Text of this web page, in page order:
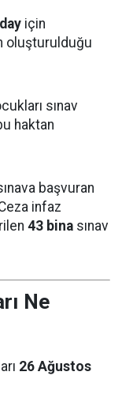
için
oluşturulduğu
sınav
haktan
başvuran
infaz
43 bina sınav
Ne
26 Ağustos